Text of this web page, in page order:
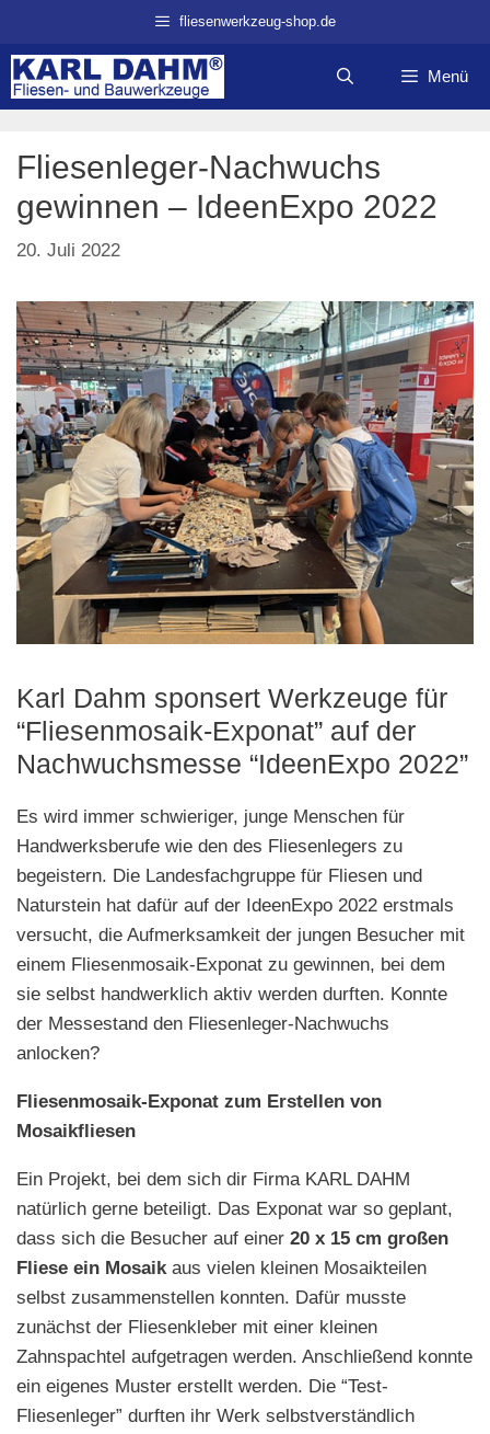
springen
fliesenwerkzeug-shop.de
Menü
Fliesenleger-Nachwuchs
gewinnen – IdeenExpo 2022
20. Juli 2022
Karl Dahm sponsert Werkzeuge für
“Fliesenmosaik-Exponat” auf der
Nachwuchsmesse “IdeenExpo 2022”
Es wird immer schwieriger, junge Menschen für
Handwerksberufe wie den des Fliesenlegers zu
begeistern. Die Landesfachgruppe für Fliesen und
Naturstein hat dafür auf der IdeenExpo 2022 erstmals
versucht, die Aufmerksamkeit der jungen Besucher mit
einem Fliesenmosaik-Exponat zu gewinnen, bei dem
sie selbst handwerklich aktiv werden durften. Konnte
der Messestand den Fliesenleger-Nachwuchs
anlocken?
Fliesenmosaik-Exponat zum Erstellen von
Mosaikfliesen
Ein Projekt, bei dem sich dir Firma KARL DAHM
natürlich gerne beteiligt. Das Exponat war so geplant,
dass sich die Besucher auf einer 20 x 15 cm großen
Fliese ein Mosaikaus vielen kleinen Mosaikteilen
selbst zusammenstellen konnten. Dafür musste
zunächst der Fliesenkleber mit einer kleinen
Zahnspachtel aufgetragen werden. Anschließend konnte
ein eigenes Muster erstellt werden. Die “Test-
Fliesenleger” durften ihr Werk selbstverständlich